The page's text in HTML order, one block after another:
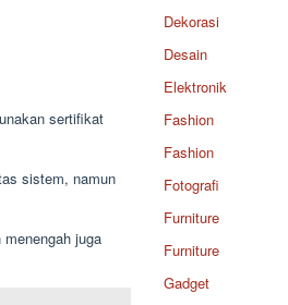
sertifikat
sistem, namun
juga
Dekorasi
Desain
Elektronik
Fashion
Fashion
Fotografi
Furniture
Furniture
Gadget